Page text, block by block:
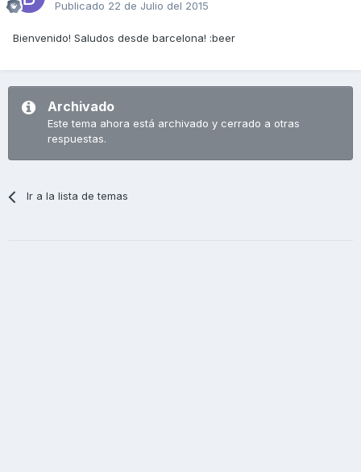
Publicado 22 de Julio del 2015
Bienvenido! Saludos desde barcelona! :beer
Archivado
Este tema ahora está archivado y cerrado a otras
respuestas.
Ir a la lista de temas